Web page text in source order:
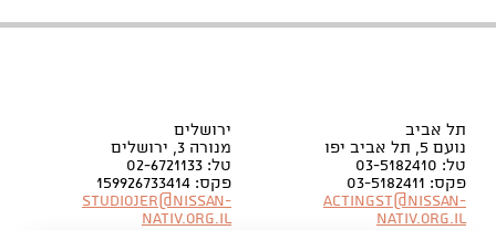
תל אביב
נועם 5, תל אביב יפו
טל: 03-5182410
פקס: 03-5182411
Actingst@nissan-
nativ.org.il
ירושלים
מנורה 3, ירושלים
טל: 02-6721133
פקס: 159926733414
Studiojer@nissan-
nativ.org.il